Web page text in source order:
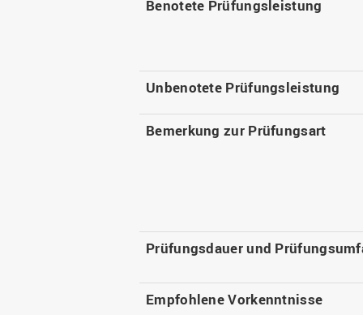
Benotete Prüfungsleistung
Unbenotete Prüfungsleistung
Bemerkung zur Prüfungsart
Prüfungsdauer und
Empfohlene Vorkenntnisse